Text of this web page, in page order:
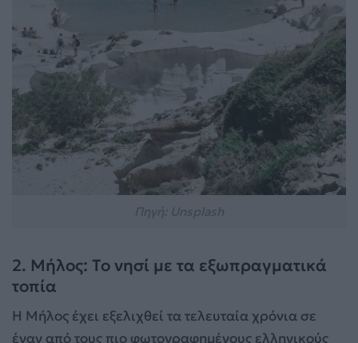
2. Μήλος: Το νησί με τα εξωπραγματικά
τοπία
Η Μήλος έχει εξελιχθεί τα τελευταία χρόνια σε
έναν από τους πιο φωτογραφημένους ελληνικούς